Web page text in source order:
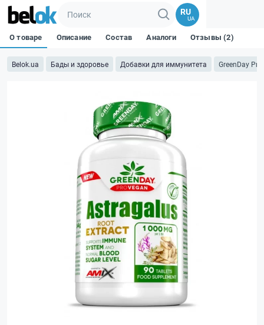
RU
UA
Belok.ua Бады и здоровье Добавки для иммунитета GreenDay
О товаре Описание Состав Аналоги Отзывы (2)